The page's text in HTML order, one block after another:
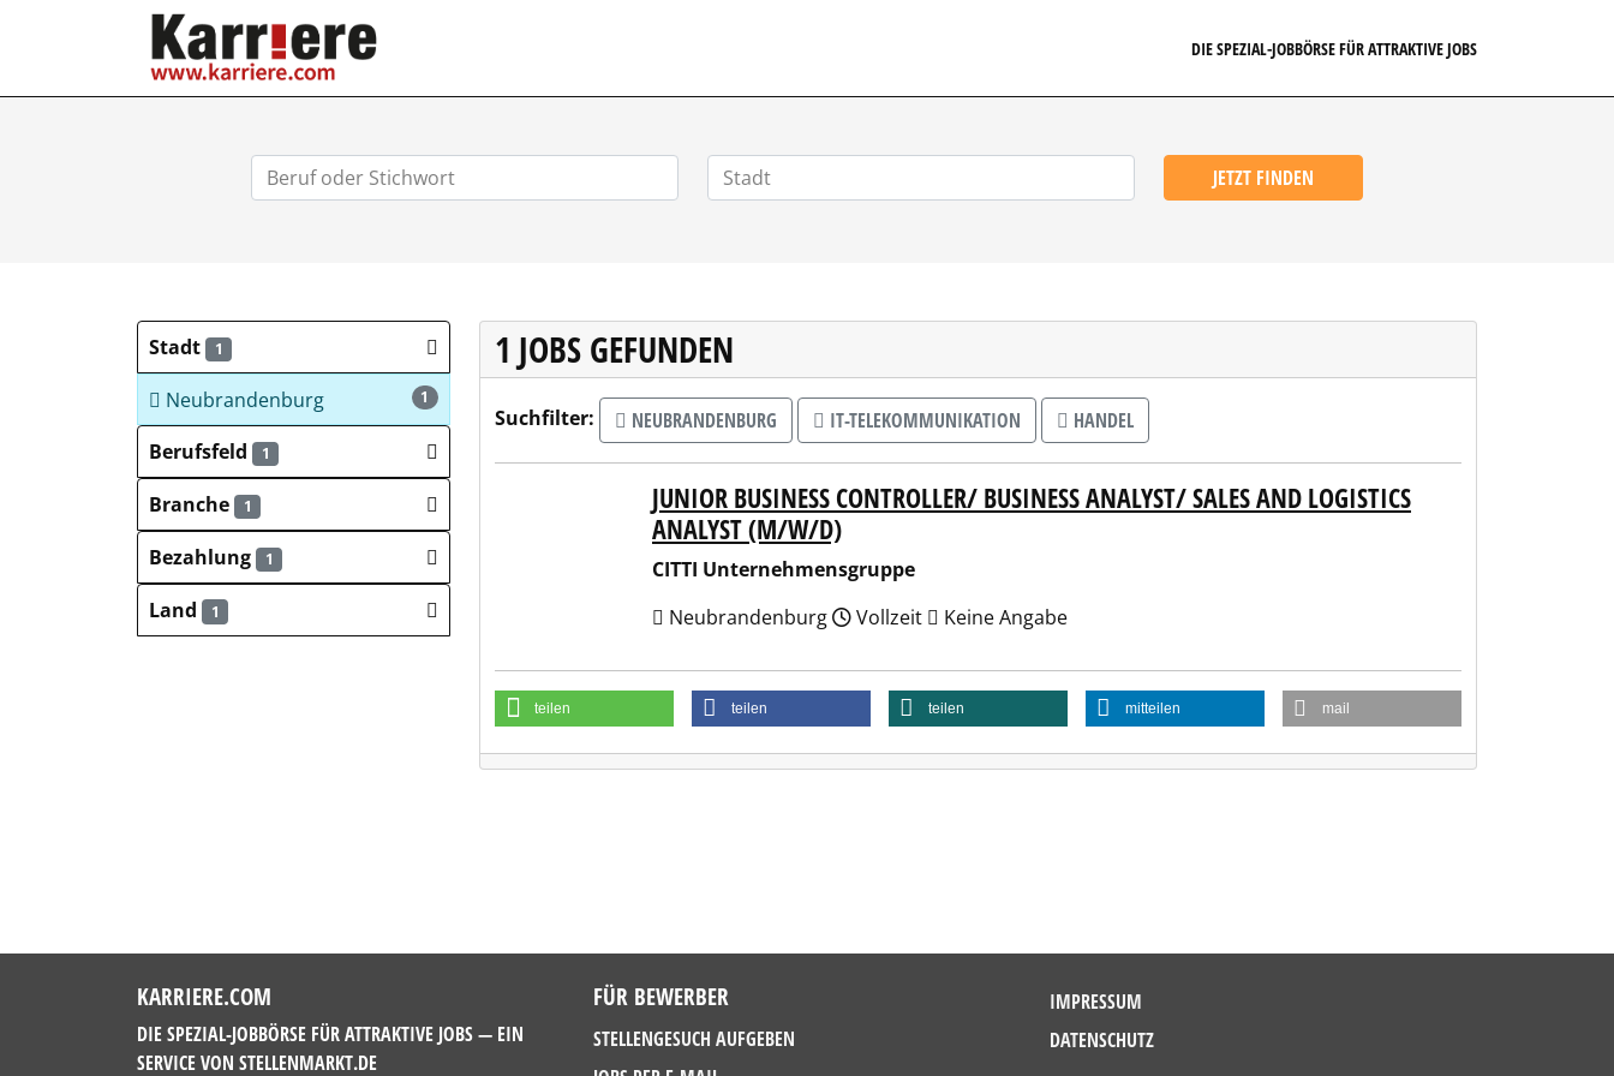
DIE SPEZIAL-JOBBÖRSE FÜR ATTRAKTIVE JOBS
JETZT FINDEN
Stadt 1
1
Neubrandenburg
Berufsfeld
1
Branche 1
Bezahlung 1
Land 1
1 JOBS GEFUNDEN
Suchfilter: NEUBRANDENBURG IT-TELEKOMMUNIKATION HANDEL
CITTI UnternehmensgruppeJUNIOR BUSINESS CONTROLLER/ BUSINESS ANALYST/ SALES AND LOGISTICS
ANALYST (M/W/D)
CITTI Unternehmensgruppe
Neubrandenburg
Vollzeit Keine Angabe
teilen teilen teilen mitteilen mail
KARRIERE.COM
DIE SPEZIAL-JOBBÖRSE FÜR ATTRAKTIVE JOBS — EIN
SERVICE VON STELLENMARKT.DE
FÜR BEWERBER
STELLENGESUCH AUFGEBEN
IMPRESSUM
DATENSCHUTZ